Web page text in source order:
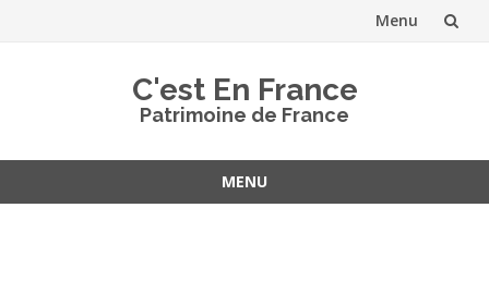
Menu
C'est En France
Patrimoine de France
MENU